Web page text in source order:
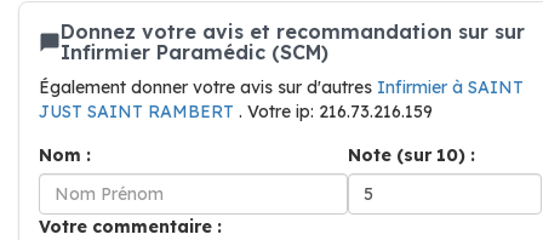
Donnez votre avis et recommandation sur sur
Infirmier Paramédic (SCM)
Également donner votre avis sur d'autres Infirmier à SAINT
JUST SAINT RAMBERT . Votre ip: 216.73.216.159
Nom :
Note (sur 10) :
Votre commentaire :